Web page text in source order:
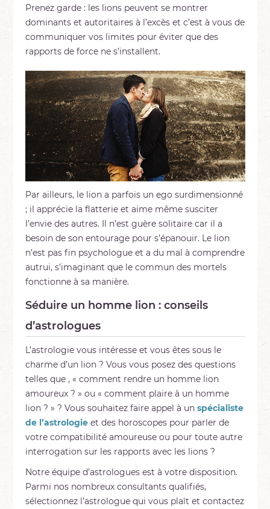
Prenez garde : les lions peuvent se montrer
dominants et autoritaires à l’excès et c’est à vous de
communiquer vos limites pour éviter que des
rapports de force ne s’installent.
Par ailleurs, le lion a parfois un ego surdimensionné
; il apprécie la flatterie et aime même susciter
l’envie des autres. Il n’est guère solitaire car il a
besoin de son entourage pour s’épanouir. Le lion
n’est pas fin psychologue et a du mal à comprendre
autrui, s’imaginant que le commun des mortels
fonctionne à sa manière.
Séduire un homme lion : conseils
d’astrologues
L’astrologie vous intéresse et vous êtes sous le
charme d’un lion ? Vous vous posez des questions
telles que , « comment rendre un homme lion
amoureux ? » ou « comment plaire à un homme
lion ? » ? Vous souhaitez faire appel à un spécialiste
de l’astrologieet des horoscopes pour parler de
votre compatibilité amoureuse ou pour toute autre
interrogation sur les rapports avec les lions ?
Notre équipe d’astrologues est à votre disposition.
Parmi nos nombreux consultants qualifiés,
sélectionnez l’astrologue qui vous plaît et contactez